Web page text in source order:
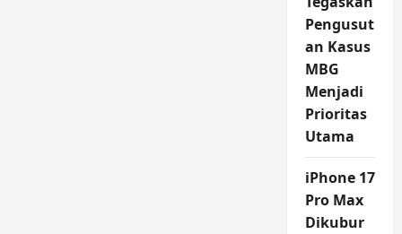
Pengusut
an Kasus
MBG
Menjadi
Prioritas
Utama
iPhone 17
Pro Max
Dikubur